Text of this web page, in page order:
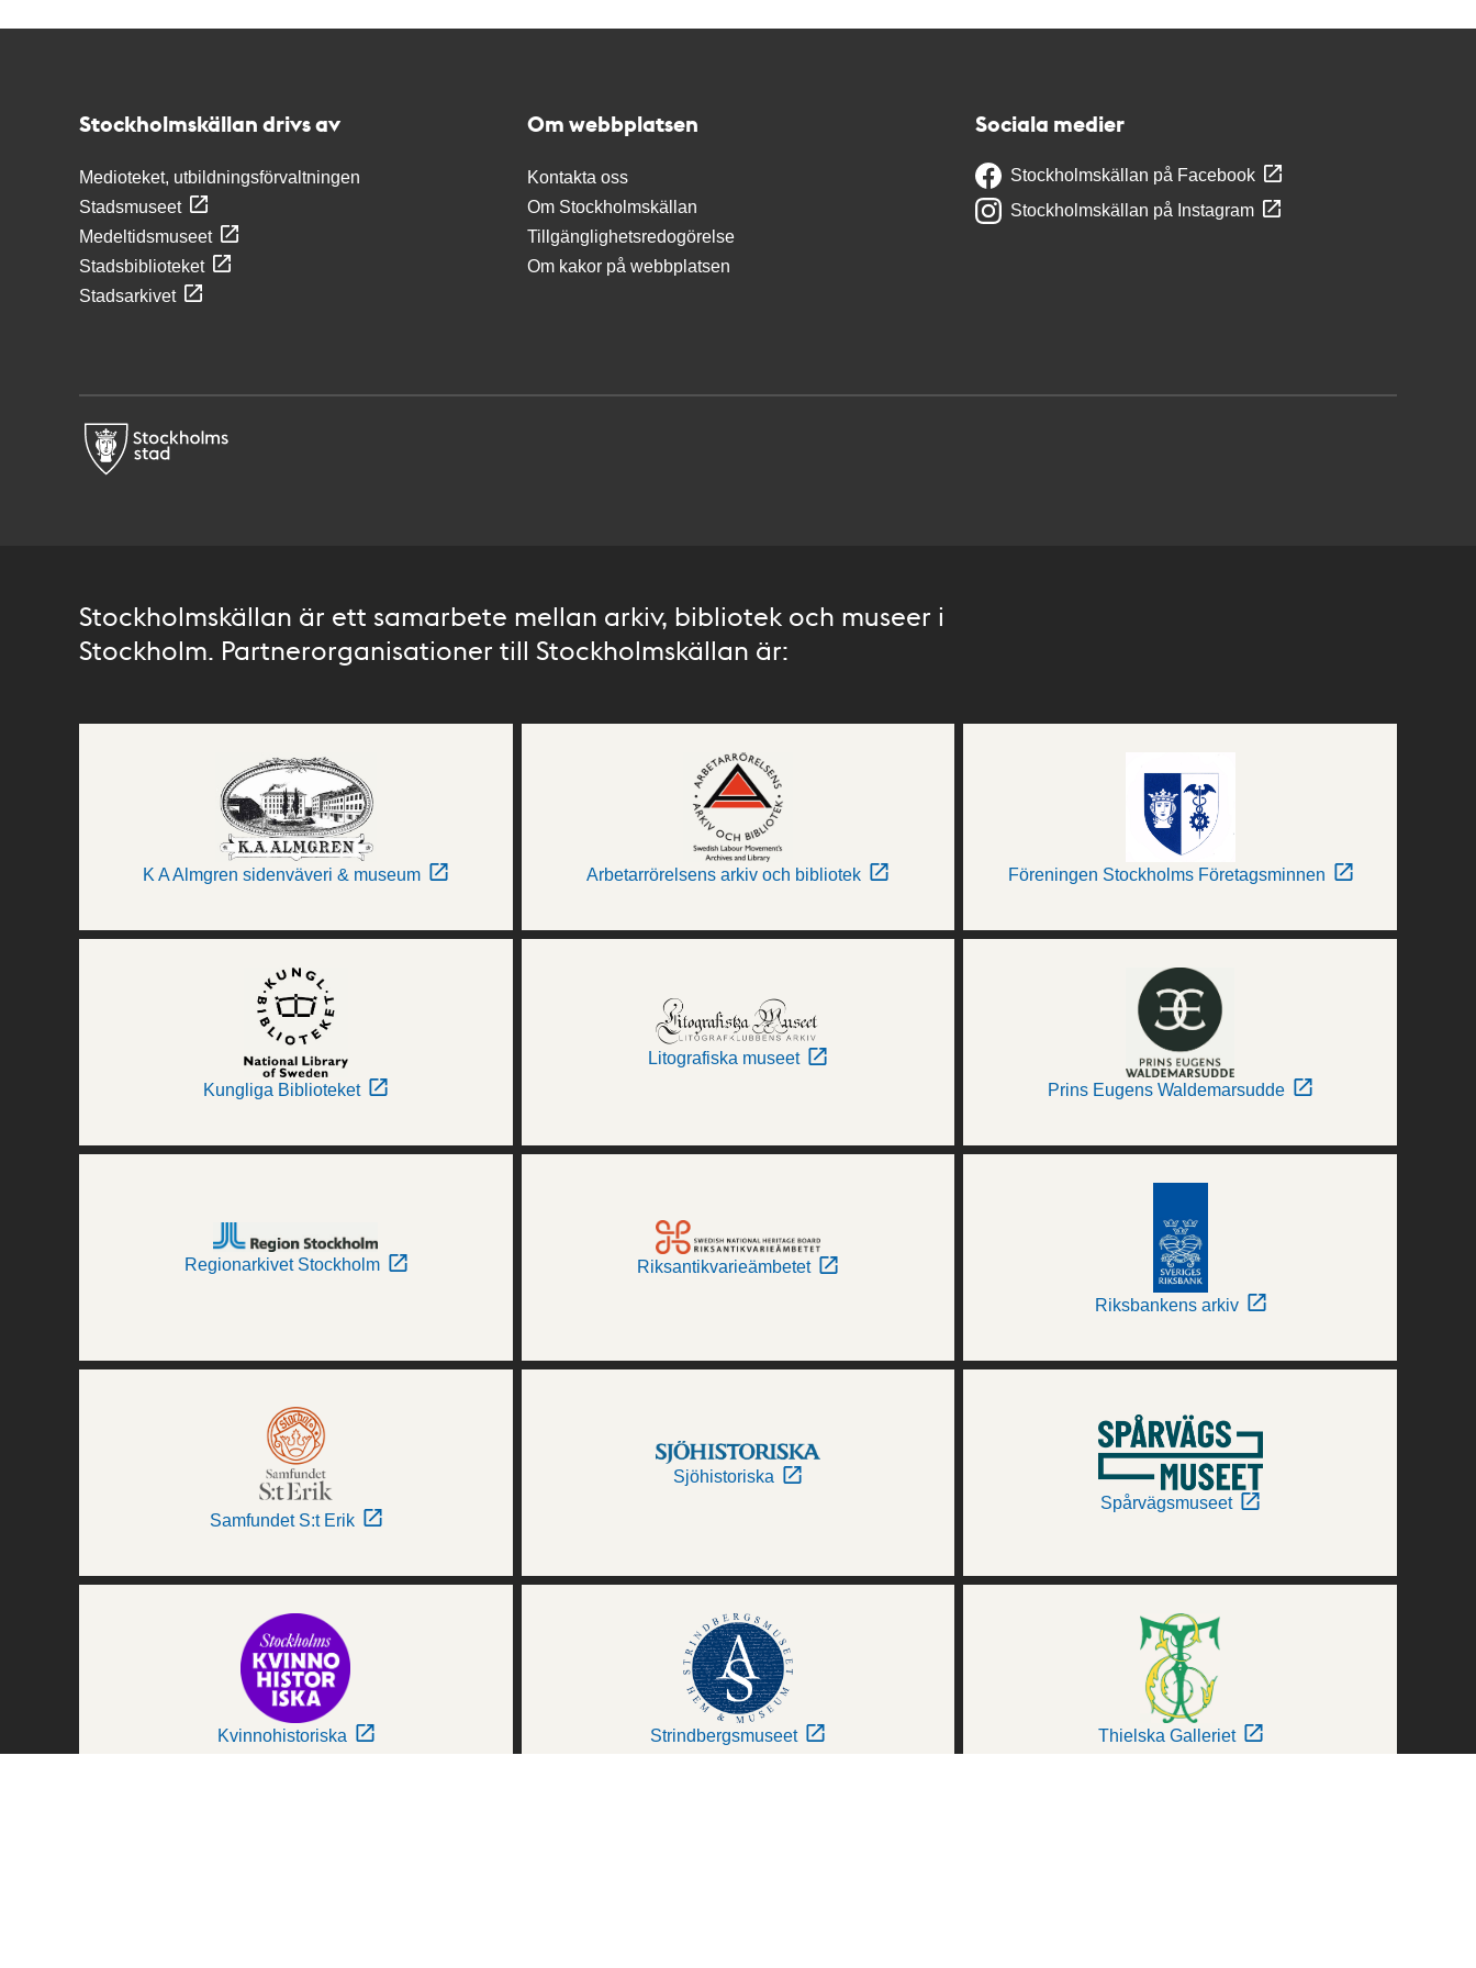
Stockholmskällan drivs av
Medioteket, utbildningsförvaltningen
Stadsmuseet
Medeltidsmuseet
Stadsbiblioteket
Stadsarkivet
Om webbplatsen
Kontakta oss
Om Stockholmskällan
Tillgänglighetsredogörelse
Om kakor på webbplatsen
Sociala medier
Stockholmskällan på Facebook
Stockholmskällan på Instagram
Stockholmskällan är ett samarbete mellan arkiv, bibliotek och museer i
Stockholm. Partnerorganisationer till Stockholmskällan är:
K A Almgren sidenväveri & museum Arbetarrörelsens arkiv och bibliotek Föreningen Stockholms Företagsminnen
Kungliga Biblioteket
Litografiska museet
Prins Eugens Waldemarsudde
Regionarkivet Stockholm Riksantikvarieämbetet
Riksbankens arkiv
Samfundet S:t Erik
Sjöhistoriska
Spårvägsmuseet
Kvinnohistoriska Strindbergsmuseet Thielska Galleriet